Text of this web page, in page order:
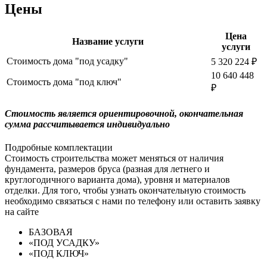
Цены
Название услуги
Цена
услуги
Стоимость дома "под усадку"
5 320 224 ₽
Стоимость дома "под ключ"
10 640 448
₽
Cтоимость является ориентировочной, окончательная
сумма рассчитывается индивидуально
Подробные комплектации
Стоимость строительства может меняться от наличия
фундамента, размеров бруса (разная для летнего и
круглогодичного варианта дома), уровня и материалов
отделки. Для того, чтобы узнать окончательную стоимость
необходимо связаться с нами по телефону или оставить заявку
на сайте
БАЗОВАЯ
«ПОД УСАДКУ»
«ПОД КЛЮЧ»